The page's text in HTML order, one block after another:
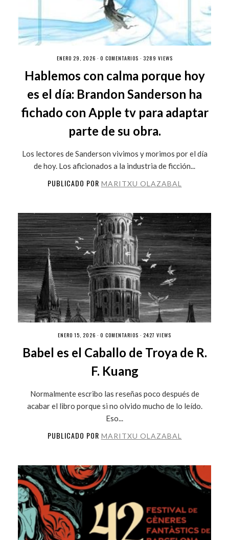
ENERO 29, 2026 · 0 COMENTARIOS · 3289 VIEWS
Hablemos con calma porque hoy
es el día: Brandon Sanderson ha
fichado con Apple tv para adaptar
parte de su obra.
Los lectores de Sanderson vivimos y morimos por el día
de hoy. Los aficionados a la industria de ficción...
PUBLICADO POR MARITXU OLAZABAL
ENERO 15, 2026 · 0 COMENTARIOS · 2427 VIEWS
Babel es el Caballo de Troya de R.
F. Kuang
Normalmente escribo las reseñas poco después de
acabar el libro porque si no olvido mucho de lo leído.
Eso...
PUBLICADO POR MARITXU OLAZABAL